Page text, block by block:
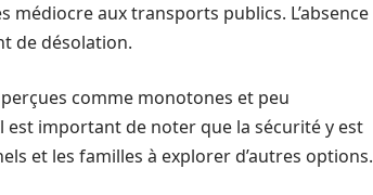
médiocre aux transports publics. L’absence
de désolation.
comme monotones et peu
est important de noter que la sécurité y est
et les familles à explorer d’autres options.